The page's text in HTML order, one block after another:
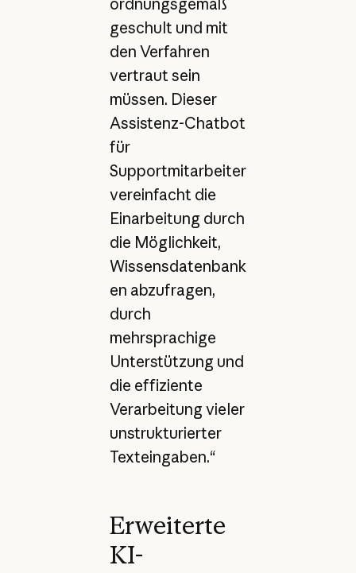
ordnungsgemäß
geschult und mit
den Verfahren
vertraut sein
müssen. Dieser
Assistenz-Chatbot
für
Supportmitarbeiter
vereinfacht die
Einarbeitung durch
die Möglichkeit,
Wissensdatenbank
en abzufragen,
durch
mehrsprachige
Unterstützung und
die effiziente
Verarbeitung vieler
unstrukturierter
Texteingaben.“
Erweiterte
KI-